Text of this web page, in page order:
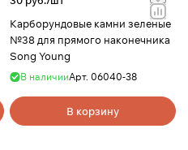
Карборундовые камни зеленые
№38 для прямого наконечника
Song Young
В наличииАрт. 06040-38
В корзину